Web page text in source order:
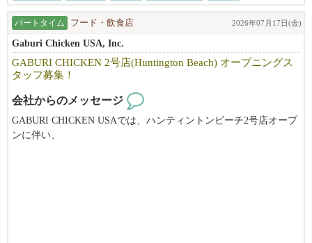
パートタイム フード・飲食店 2026年07月17日(金)
Gaburi Chicken USA, Inc.
GABURI CHICKEN 2号店(Huntington Beach) オープニングス
タッフ募集！
会社からのメッセージ
GABURI CHICKEN USAでは、ハンティントンビーチ2号店オープ
ンに伴い、